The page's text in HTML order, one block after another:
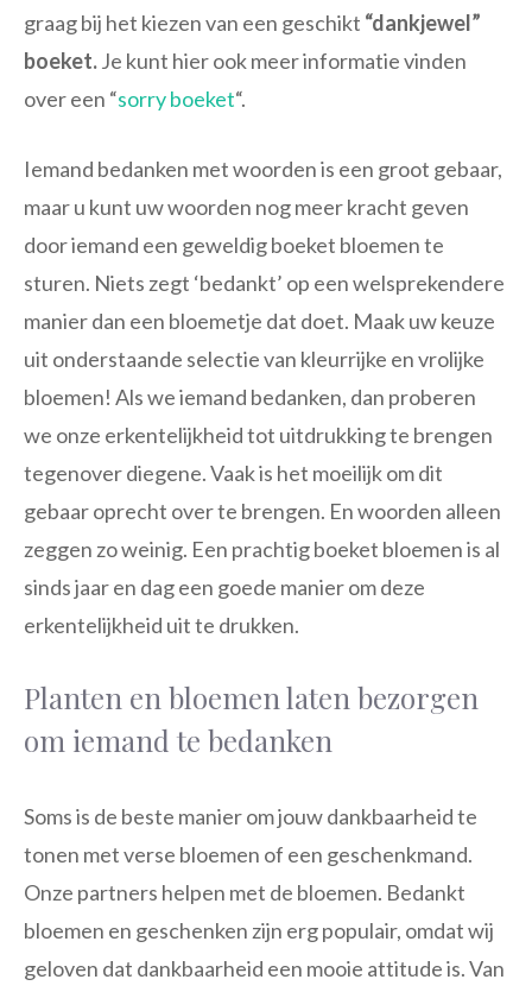
graag bij het kiezen van een geschikt “dankjewel”
boeket.Je kunt hier ook meer informatie vinden
over een “sorry boeket“.
Iemand bedanken met woorden is een groot gebaar,
maar u kunt uw woorden nog meer kracht geven
door iemand een geweldig boeket bloemen te
sturen. Niets zegt ‘bedankt’ op een welsprekendere
manier dan een bloemetje dat doet. Maak uw keuze
uit onderstaande selectie van kleurrijke en vrolijke
bloemen! Als we iemand bedanken, dan proberen
we onze erkentelijkheid tot uitdrukking te brengen
tegenover diegene. Vaak is het moeilijk om dit
gebaar oprecht over te brengen. En woorden alleen
zeggen zo weinig. Een prachtig boeket bloemen is al
sinds jaar en dag een goede manier om deze
erkentelijkheid uit te drukken.
Planten en bloemen laten bezorgen
om iemand te bedanken
Soms is de beste manier om jouw dankbaarheid te
tonen met verse bloemen of een geschenkmand.
Onze partners helpen met de bloemen. Bedankt
bloemen en geschenken zijn erg populair, omdat wij
geloven dat dankbaarheid een mooie attitude is. Van